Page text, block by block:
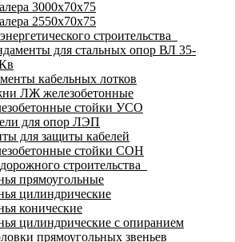
3000х70х75
2550х70х75
строительства
для стальных опор ВЛ 35-
кабельных лотков
ЛЖ железобетонные
стойки УСО
для опор ЛЭП
для защиты кабелей
стойки СОН
строительства
прямоугольные
цилиндрические
конические
цилиндрические с опиранием
прямоугольных звеньев